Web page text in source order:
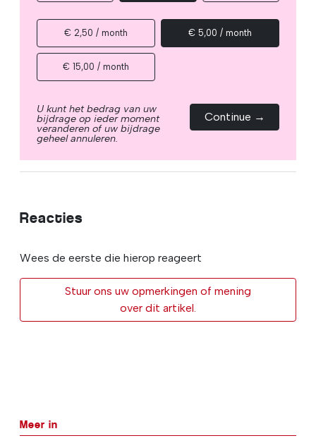
€ 2,50 / month € 5,00 / month
€ 15,00 / month
U kunt het bedrag van uw
bijdrage op ieder moment
veranderen of uw bijdrage
geheel annuleren.
Continue →
Reacties
Wees de eerste die hierop reageert
Stuur ons uw opmerkingen of mening
over dit artikel.
Meer in